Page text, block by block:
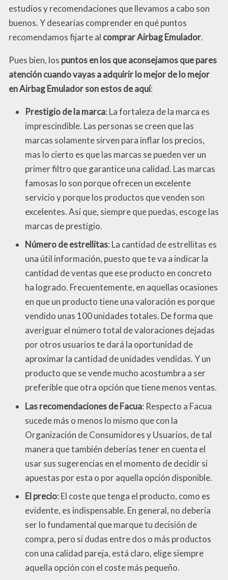
estudios y recomendaciones que llevamos a cabo son
buenos. Y desearías comprender en qué puntos
recomendamos fijarte al comprar Airbag Emulador.
Pues bien, los puntos en los que aconsejamos que pares
atención cuando vayas a adquirir lo mejor de lo mejor
en Airbag Emulador son estos de aquí:
Prestigio de la marca: La fortaleza de la marca es
imprescindible. Las personas se creen que las
marcas solamente sirven para inflar los precios,
mas lo cierto es que las marcas se pueden ver un
primer filtro que garantice una calidad. Las marcas
famosas lo son porque ofrecen un excelente
servicio y porque los productos que venden son
excelentes. Así que, siempre que puedas, escoge las
marcas de prestigio.
Número de estrellitas: La cantidad de estrellitas es
una útil información, puesto que te va a indicar la
cantidad de ventas que ese producto en concreto
ha logrado. Frecuentemente, en aquellas ocasiones
en que un producto tiene una valoración es porque
vendido unas 100 unidades totales. De forma que
averiguar el número total de valoraciones dejadas
por otros usuarios te dará la oportunidad de
aproximar la cantidad de unidades vendidas. Y un
producto que se vende mucho acostumbra a ser
preferible que otra opción que tiene menos ventas.
Las recomendaciones de Facua: Respecto a Facua
sucede más o menos lo mismo que con la
Organización de Consumidores y Usuarios, de tal
manera que también deberías tener en cuenta el
usar sus sugerencias en el momento de decidir si
apuestas por esta o por aquella opción disponible.
El precio: El coste que tenga el producto, como es
evidente, es indispensable. En general, no debería
ser lo fundamental que marque tu decisión de
compra, pero si dudas entre dos o más productos
con una calidad pareja, está claro, elige siempre
aquella opción con el coste más pequeño.